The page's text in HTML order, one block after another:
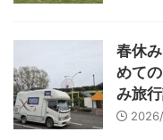
春休
めて
み旅